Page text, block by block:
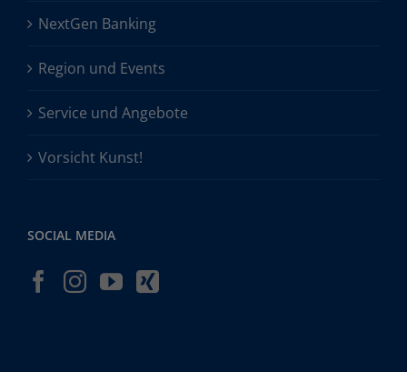
NextGen Banking
Region und Events
Service und Angebote
Vorsicht Kunst!
SOCIAL MEDIA